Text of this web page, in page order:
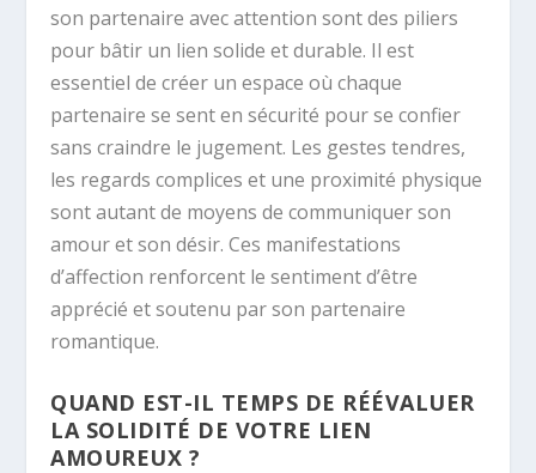
son partenaire avec attention sont des piliers
pour bâtir un lien solide et durable. Il est
essentiel de créer un espace où chaque
partenaire se sent en sécurité pour se confier
sans craindre le jugement. Les gestes tendres,
les regards complices et une proximité physique
sont autant de moyens de communiquer son
amour et son désir. Ces manifestations
d’affection renforcent le sentiment d’être
apprécié et soutenu par son partenaire
romantique.
QUAND EST-IL TEMPS DE RÉÉVALUER
LA SOLIDITÉ DE VOTRE LIEN
AMOUREUX ?